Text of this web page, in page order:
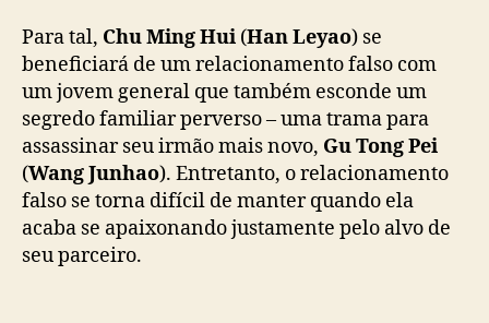
e
H
a
n
e
y
a
o
Para tal, Chu Ming Hui (Han Leyao) se
beneficiará de um relacionamento falso com
um jovem general que também esconde um
segredo familiar perverso – uma trama para
assassinar seu irmão mais novo, Gu Tong Pei
(Wang Junhao). Entretanto, o relacionamento
falso se torna difícil de manter quando ela
acaba se apaixonando justamente pelo alvo de
seu parceiro.